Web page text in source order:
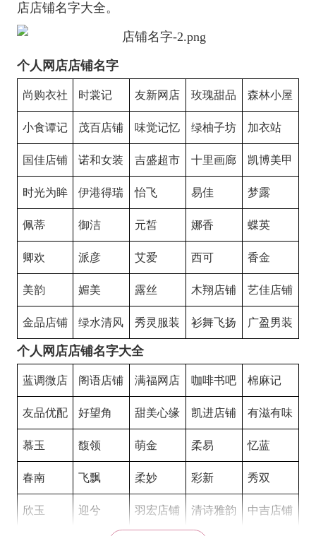
店店铺名字大全。
个人网店店铺名字
尚购衣社 时裳记 友新网店 玫瑰甜品 森林小屋
小食谭记 茂百店铺 味觉记忆 绿柚子坊 加衣站
国佳店铺 诺和女装 吉盛超市 十里画廊 凯博美甲
时光为眸 伊港得瑞 怡飞 易佳 梦露
佩蒂 御洁 元皙 娜香 蝶英
卿欢 派彦 艾爱 西可 香金
美韵 媚美 露丝 木翔店铺 艺佳店铺
金品店铺 绿水清风 秀灵服装 衫舞飞扬 广盈男装
个人网店店铺名字大全
蓝调微店 阁语店铺 满福网店 咖啡书吧 棉麻记
友品优配 好望角 甜美心缘 凯进店铺 有滋有味
慕玉 馥领 萌金 柔易 忆蓝
春南 飞飘 柔妙 彩新 秀双
欣玉 迎兮 羽宏店铺 清诗雅韵 中吉店铺